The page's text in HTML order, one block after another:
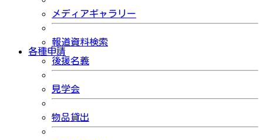
メディアギャラリー
報道資料検索
各種申請
後援名義
見学会
物品貸出